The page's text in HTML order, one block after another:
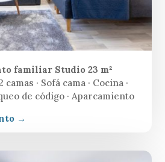
familiar Studio 23 m²
· Sofá cama · Cocina ·
de código · Aparcamiento
→